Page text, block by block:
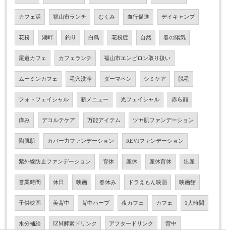
カフェ活 福山市ランチ むくみ 血行促進 デイキャンプ
花粉 湖畔 釣り 白鳥 花粉症 自然 春の陽気
尾道カフェ カフェランチ 福山市エンビロン取り扱い
ムーミンカフェ 毛穴洗浄 ダーマペン シミケア 脱毛
フォトフェイシャル 新メニュー 光フェイシャル 赤ら顔
痒み デコルテケア 万能アイテム ツヤ肌ファンデーション
陶肌肌 カバー力ファンデーション REVIファンデーション
紫外線防止ファンデーション 育休 産休 産休育休 出産
営業時間 休日 映画 春休み ドラえもん映画 映画館
子供映画 美背中 背中ハーブ 夜カフェ カフェ 1人時間
水分補給 IZM酵素ドリンク アフタードリンク 背中